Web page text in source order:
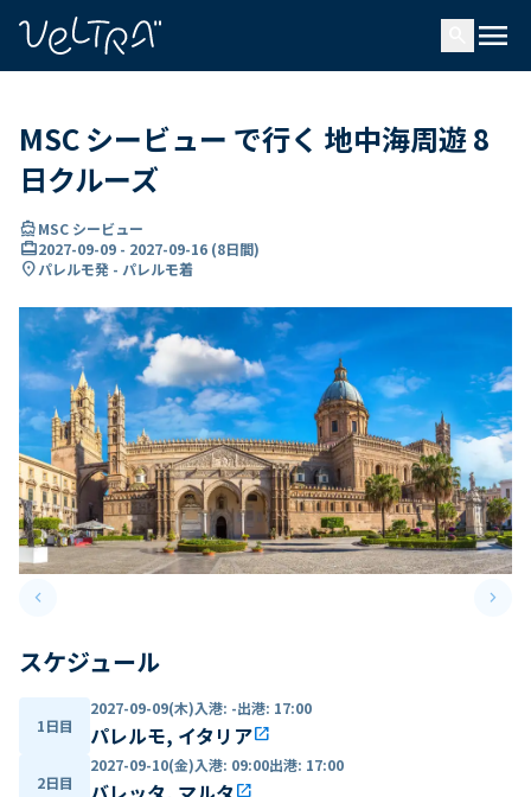
menu
MSC シービュー で行く 地中海周遊 8
日クルーズ
directions_boatMSC シービュー
card_travel2027-09-09 - 2027-09-16 (8日間)
location_onパレルモ発 - パレルモ着
keyboard_arrow_leftPrevious slide keyboard_arrow_right
スケジュール
1日目
2027-09-09(木)入港: -出港: 17:00
パレルモ, イタリアopen_in_new
2日目
2027-09-10(金)入港: 09:00出港: 17:00
open_in_new